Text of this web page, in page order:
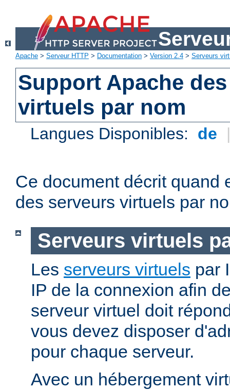
Apache > Serveur HTTP > Documentation > Version 2.4 > Serveurs
Support Apache
virtuels par nom
Langues Disponibles: de
Ce document décrit quand
des serveurs virtuels par
Serveurs virtuels
Les serveurs virtuels par
IP de la connexion afin
serveur virtuel doit
vous devez disposer
pour chaque serveur.
Avec un hébergement